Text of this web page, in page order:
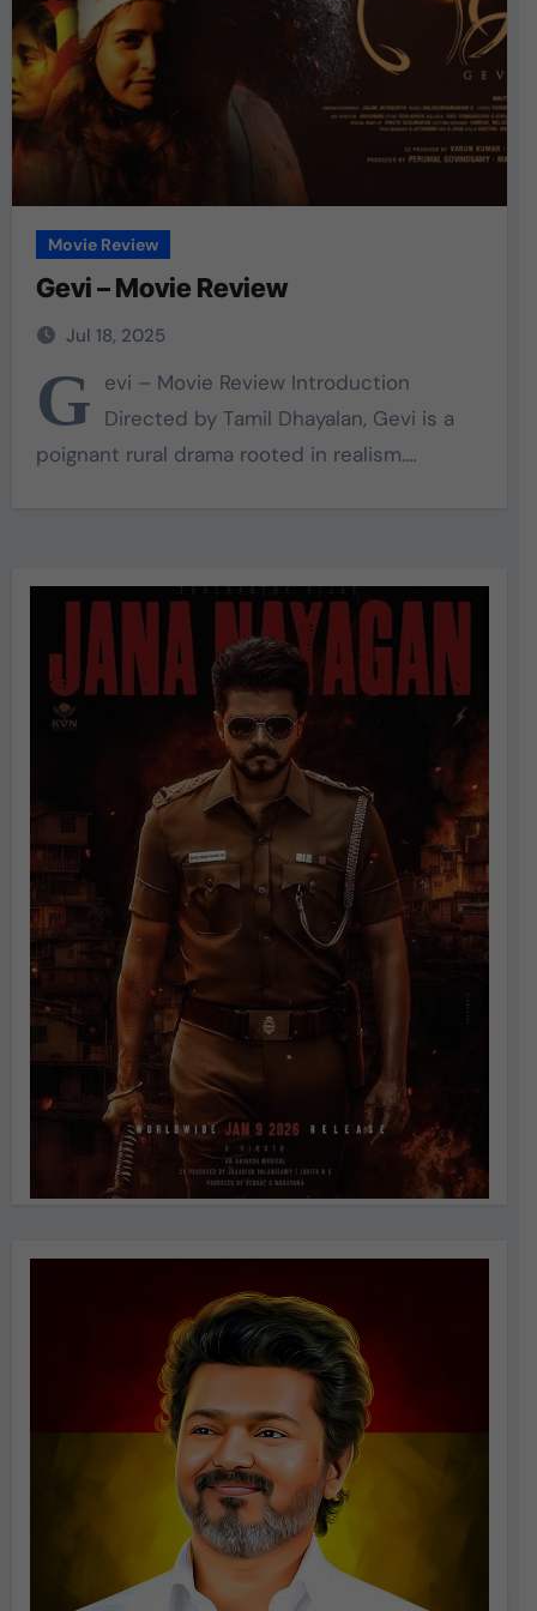
Movie Review
Gevi – Movie Review
Jul 18, 2025
G evi – Movie Review Introduction
Directed by Tamil Dhayalan, Gevi is a
poignant rural drama rooted in realism.…